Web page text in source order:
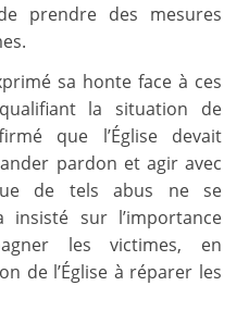
prendre des mesures
sa honte face à ces
la situation de
que l’Église devait
pardon et agir avec
de tels abus ne se
insisté sur l’importance
les victimes, en
de l’Église à réparer les